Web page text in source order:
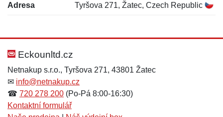
Adresa Tyršova 271, Žatec, Czech Republic
Hodnocení:
Jméno: *
Jméno:
E-mail:*
Eckounltd.cz
Netnakup s.r.o., Tyršova 271, 43801 Žatec
✉ info@netnakup.cz
☎ 720 278 200 (Po-Pá 8:00-16:30)
Kontaktní formulář